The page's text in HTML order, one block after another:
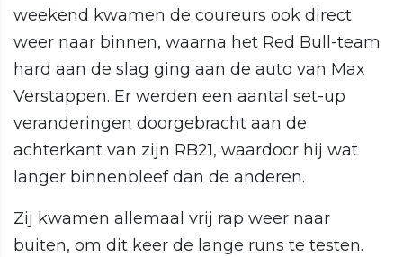
weekend kwamen de coureurs ook direct
weer naar binnen, waarna het Red Bull-team
hard aan de slag ging aan de auto van Max
Verstappen. Er werden een aantal set-up
veranderingen doorgebracht aan de
achterkant van zijn RB21, waardoor hij wat
langer binnenbleef dan de anderen.
Zij kwamen allemaal vrij rap weer naar
buiten, om dit keer de lange runs te testen.